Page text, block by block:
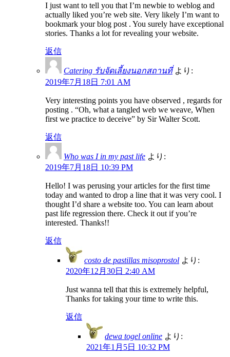
I just want to tell you that I’m newbie to weblog and
actually liked you’re web site. Very likely I’m want to
bookmark your blog post . You surely have exceptional
stories. Thanks a lot for revealing your website.
返信
Catering รับจัดเลี้ยงนอกสถานที่ より:
2019年7月18日 7:01 AM
Very interesting points you have observed , regards for
posting . “Oh, what a tangled web we weave, When
first we practice to deceive” by Sir Walter Scott.
返信
Who was I in my past life より:
2019年7月18日 10:39 PM
Hello! I was perusing your articles for the first time
today and wanted to drop a line that it was very cool. I
thought I’d share a website too. You can learn about
past life regression there. Check it out if you’re
interested. Thanks!!
返信
costo de pastillas misoprostol より:
2020年12月30日 2:40 AM
Just wanna tell that this is extremely helpful,
Thanks for taking your time to write this.
返信
dewa togel online より:
2021年1月5日 10:32 PM